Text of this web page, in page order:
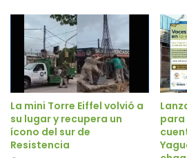
La mini Torre Eiffel volvió a
su lugar y recupera un
ícono del sur de
Resistencia
para